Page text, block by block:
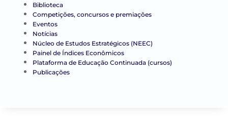
Biblioteca
Competições, concursos e premiações
Eventos
Notícias
Núcleo de Estudos Estratégicos (NEEC)
Painel de Índices Econômicos
Plataforma de Educação Continuada (cursos)
Publicações